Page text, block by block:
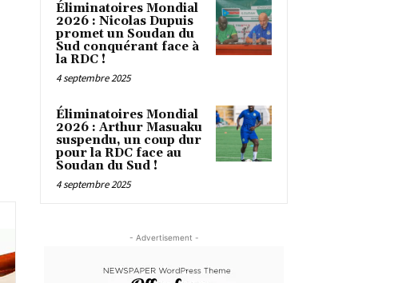
Éliminatoires Mondial
2026 : Nicolas Dupuis
promet un Soudan du
Sud conquérant face à
la RDC !
4 septembre 2025
Éliminatoires Mondial
2026 : Arthur Masuaku
suspendu, un coup dur
pour la RDC face au
Soudan du Sud !
4 septembre 2025
- Advertisement -